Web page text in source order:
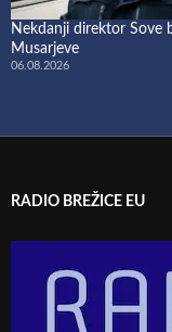
Nekdanji direktor Sove
Musarjeve
06.08.2026
RADIO BREŽICE EU